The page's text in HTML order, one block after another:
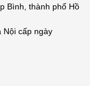
Bình, thành phố Hồ
Nội cấp ngày